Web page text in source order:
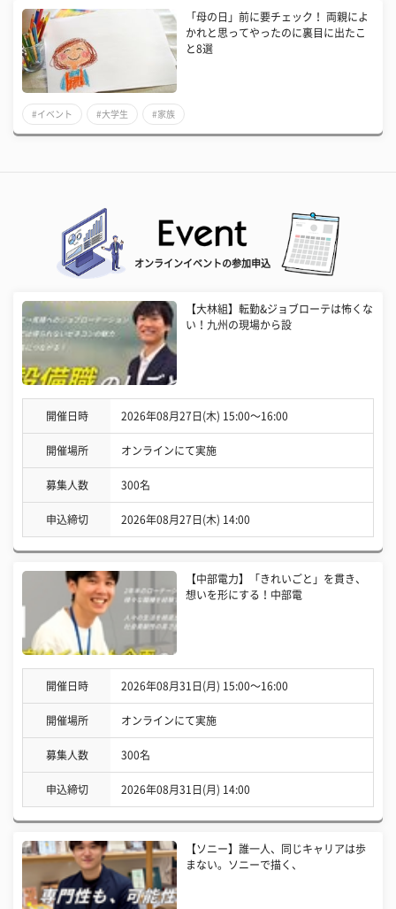
「母の日」前に要チェック！ 両親によ
かれと思ってやったのに裏目に出たこ
と8選
#イベント #大学生 #家族
オンラインイベントの参加申込
【大林組】転勤&ジョブローテは怖くな
い！九州の現場から設
開催日時 2026年08月27日(木) 15:00〜16:00
開催場所 オンラインにて実施
募集人数 300名
申込締切 2026年08月27日(木) 14:00
【中部電力】「きれいごと」を貫き、
想いを形にする！中部電
開催日時 2026年08月31日(月) 15:00〜16:00
開催場所 オンラインにて実施
募集人数 300名
申込締切 2026年08月31日(月) 14:00
【ソニー】誰一人、同じキャリアは歩
まない。ソニーで描く、